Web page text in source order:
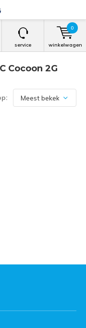
service winkelwagen
0
Cocoon 2G